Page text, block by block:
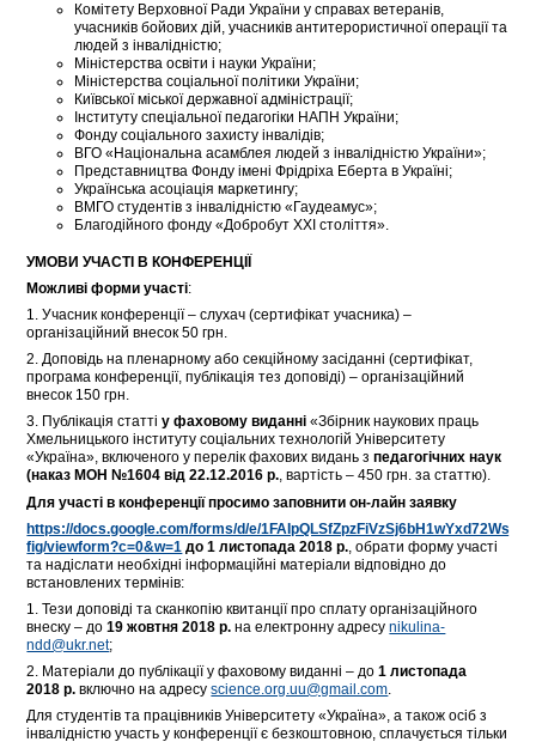
Комітету Верховної Ради України у справах ветеранів,
учасників бойових дій, учасників антитерористичної операції та
людей з інвалідністю;
Міністерства освіти і науки України;
Міністерства соціальної політики України;
Київської міської державної адміністрації;
Інституту спеціальної педагогіки НАПН України;
Фонду соціального захисту інвалідів;
ВГО «Національна асамблея людей з інвалідністю України»;
Представництва Фонду імені Фрідріха Еберта в Україні;
Українська асоціація маркетингу;
ВМГО студентів з інвалідністю «Гаудеамус»;
Благодійного фонду «Добробут XXI століття».
УМОВИ УЧАСТІ В КОНФЕРЕНЦІЇ
Можливі форми участі:
1. Учасник конференції – слухач (сертифікат учасника) –
організаційний внесок 50 грн.
2. Доповідь на пленарному або секційному засіданні (сертифікат,
програма конференції, публікація тез доповіді) – організаційний
внесок 150 грн.
3. Публікація статтіу фаховому виданні «Збірник наукових праць
Хмельницького інституту соціальних технологій Університету
«Україна», включеного у перелік фахових видань зпедагогічних наук
(наказ МОН №1604 від 22.12.2016 р., вартість – 450 грн. за статтю).
Для участі в конференції просимо заповнити он-лайн заявку
https://docs.google.com/forms/d/e/
fig/viewform?c=0&w=1 до 1 листопада 2018 р., обрати форму участі
та надіслати необхідні інформаційні матеріали відповідно до
встановлених термінів:
1. Тези доповіді та сканкопію квитанції про сплату організаційного
внеску – до 19 жовтня 2018 р. на електронну адресуnikulina-
ndd@ukr.net;
2. Матеріали до публікації у фаховому виданні – до1 листопада
2018 р. включно на адресуscience.org.uu@gmail.com.
Для студентів та працівників Університету «Україна», а також осіб з
інвалідністю участь у конференції є безкоштовною, сплачується тільки